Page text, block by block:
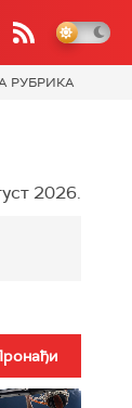
РУБРИКА
2026.